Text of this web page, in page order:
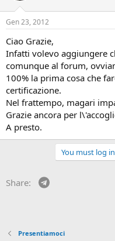
Gen 23, 2012
Ciao Grazie,
Infatti volevo aggiungere
comunque al forum,
100% la prima cosa che
certificazione.
Nel frattempo, magari
Grazie ancora per
A presto.
You must log
Share:
Presentiamoci